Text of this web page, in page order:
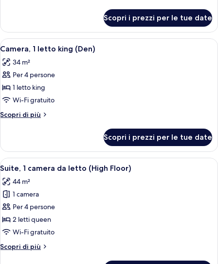
accessibile
ai
disabili,
vasca
da
bagno
1
camera
da
accessibile
ai
vasca
da
Scopri i prezzi per le tue date
Apri
tutte
le
foto
per
Camera,
1
letto
(Den)
Camera d'albergo con un letto
4
Camera, 1 letto king (Den)
34 m²
Per 4 persone
1 letto king
Wi-Fi gratuito
Scopri di più
Altri
1
letto
king
Scopri i prezzi per le tue date
Apri
tutte
le
foto
per
Suite,
1
da
Una cucina compatta in hotel, con
5
Suite, 1 camera da letto (High Floor)
44 m²
1 camera
Per 4 persone
2 letti queen
Wi-Fi gratuito
Scopri di più
Altri